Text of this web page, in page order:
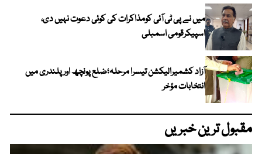
میں نے پی ٹی آئی کومذاکرات کی کوئی دعوت نہیں دی،
اسپیکرقومی اسمبلی
آزاد کشمیرالیکشن تیسرا مرحلہ؛ضلع پونچھ اور پلندری میں
انتخابات مؤخر
مقبول ترین خبریں